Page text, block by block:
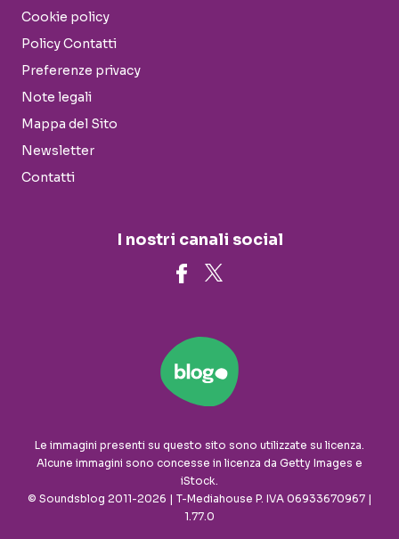
Cookie policy
Policy Contatti
Preferenze privacy
Note legali
Mappa del Sito
Newsletter
Contatti
I nostri canali social
Le immagini presenti su questo sito sono utilizzate su licenza.
Alcune immagini sono concesse in licenza da Getty Images e
iStock.
© Soundsblog 2011-2026 | T-Mediahouse P. IVA 06933670967 |
1.77.0